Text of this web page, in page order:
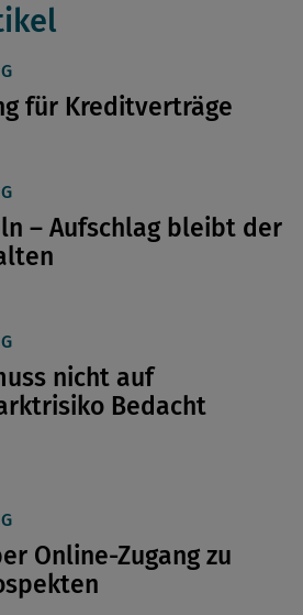
für Kreditverträge
– Aufschlag bleibt der
nicht auf
Bedacht
Online-Zugang zu